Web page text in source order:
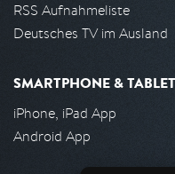
RSS Aufnahmeliste
Deutsches TV im Ausland
SMARTPHONE & TABLET
iPhone, iPad App
Android App